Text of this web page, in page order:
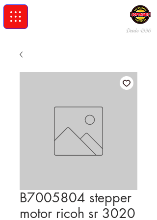
Desde 1996
B7005804 stepper
motor ricoh sr 3020